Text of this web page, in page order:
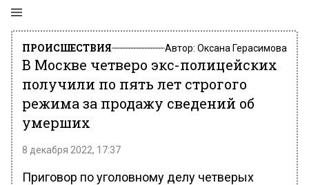
ПРОИСШЕСТВИЯ Автор: Оксана Герасимова
В Москве четверо экс-полицейских
получили по пять лет строгого
режима за продажу сведений об
умерших
8 декабря 2022, 17:37
Приговор по уголовному делу четверых